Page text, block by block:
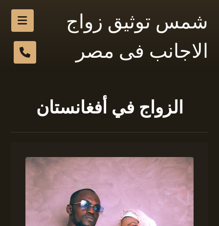
شمس توثيق زواج
الاجانب فى مصر
الزواج في أفغانستان